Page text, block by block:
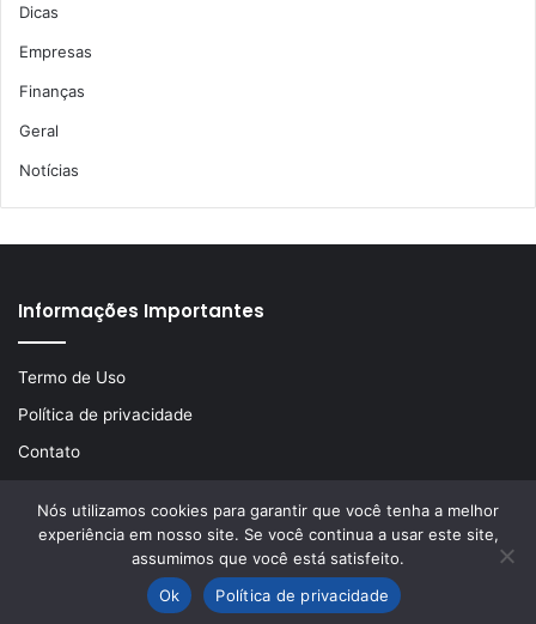
Dicas
Empresas
Finanças
Geral
Notícias
Informações Importantes
Termo de Uso
Política de privacidade
Contato
© Copyright 2026, Todos os direitos reservados | Desenvolvido
porLA Comunicações
Nós utilizamos cookies para garantir que você tenha a melhor
experiência em nosso site. Se você continua a usar este site,
assumimos que você está satisfeito.
Ok
Política de privacidade